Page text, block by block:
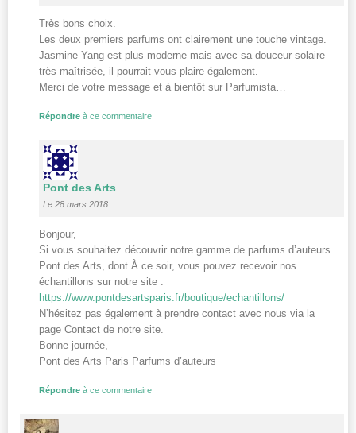
Très bons choix.
Les deux premiers parfums ont clairement une touche vintage.
Jasmine Yang est plus moderne mais avec sa douceur solaire
très maîtrisée, il pourrait vous plaire également.
Merci de votre message et à bientôt sur Parfumista…
Répondre à ce commentaire
Pont des Arts
Le 28 mars 2018
Bonjour,
Si vous souhaitez découvrir notre gamme de parfums d’auteurs
Pont des Arts, dont À ce soir, vous pouvez recevoir nos
échantillons sur notre site :
https://www.pontdesartsparis.fr/boutique/echantillons/
N’hésitez pas également à prendre contact avec nous via la
page Contact de notre site.
Bonne journée,
Pont des Arts Paris Parfums d’auteurs
Répondre à ce commentaire